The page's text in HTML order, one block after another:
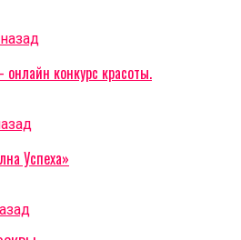
конкурс красоты.
Успеха»